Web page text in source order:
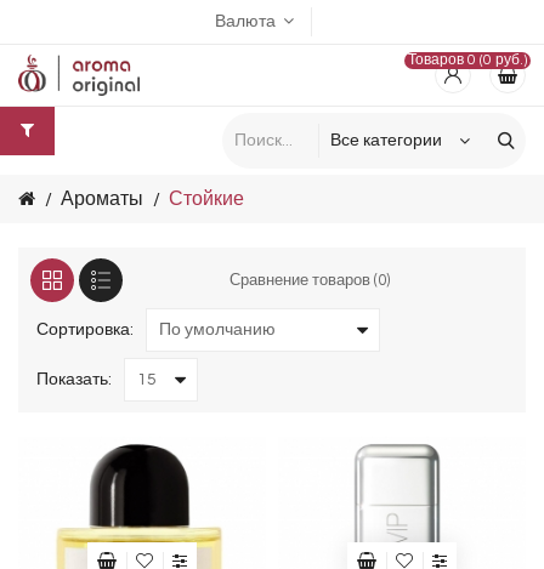
Валюта
Товаров 0 (0 руб.)
Ароматы Стойкие
Сравнение товаров (0)
Сортировка:
Показать: